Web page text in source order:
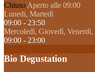
Chiuso Aperto alle 09:00
Lunedi, Martedì
09:00 - 23:50
Mercoledì, Giovedì, Venerdì,
09:00 - 23:00
Bio Degustation